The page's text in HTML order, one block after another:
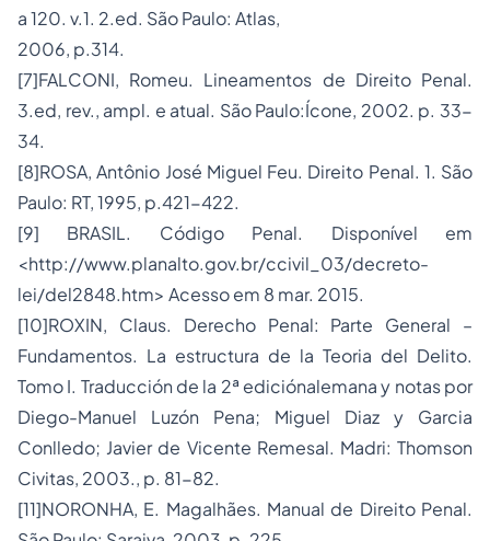
a 120. v.1. 2.ed. São Paulo: Atlas,
2006, p.314.
[7]FALCONI, Romeu. Lineamentos de Direito Penal.
3.ed, rev., ampl. e atual. São Paulo:Ícone, 2002. p. 33-
34.
[8]ROSA, Antônio José Miguel Feu. Direito Penal. 1. São
Paulo: RT, 1995, p.421-422.
[9] BRASIL. Código Penal. Disponível em
<http://www.planalto.gov.br/ccivil_03/decreto-
lei/del2848.htm> Acesso em 8 mar. 2015.
[10]ROXIN, Claus. Derecho Penal: Parte General –
Fundamentos. La estructura de la Teoria del Delito.
Tomo I. Traducción de la 2ª ediciónalemana y notas por
Diego-Manuel Luzón Pena; Miguel Diaz y Garcia
Conlledo; Javier de Vicente Remesal. Madri: Thomson
Civitas, 2003., p. 81-82.
[11]NORONHA, E. Magalhães. Manual de Direito Penal.